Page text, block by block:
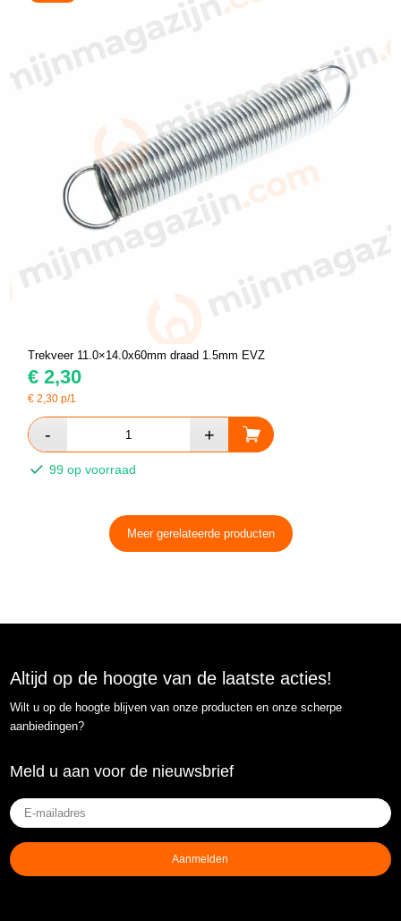
Trekveer 11.0×14.0x60mm draad 1.5mm EVZ
€ 2,30
€2,30 p/1
99 op voorraad
Meer gerelateerde producten
Altijd op de hoogte van de laatste acties!
Wilt u op de hoogte blijven van onze producten en onze scherpe
aanbiedingen?
Meld u aan voor de nieuwsbrief
E-
mailadres(Vereist)
Aanmelden